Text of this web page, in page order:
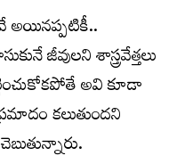
అయినప్పటికీ..
జీవులని శాస్త్రవేత్తలు
అవి కూడా
కలుతుందని